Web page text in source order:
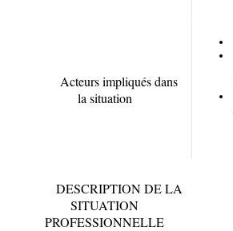
Acteurs impliqués dans
la situation
DESCRIPTION DE LA
SITUATION
PROFESSIONNELLE